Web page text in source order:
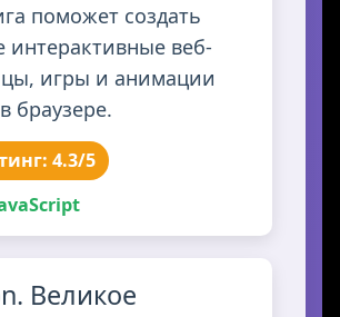
поможет создать
интерактивные веб-
игры и анимации
браузере.
4.3/5
Великое